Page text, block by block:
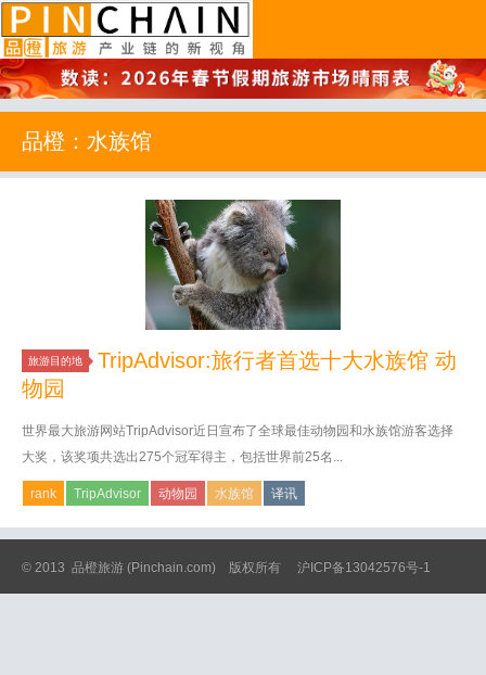
品橙旅游
品橙：水族馆
旅游目的地
TripAdvisor:旅行者首选十大水族馆 动
物园
世界最大旅游网站TripAdvisor近日宣布了全球最佳动物园和水族馆游客选择
大奖，该奖项共选出275个冠军得主，包括世界前25名...
rank TripAdvisor 动物园 水族馆 译讯
© 2013 品橙旅游 (Pinchain.com) 版权所有 沪ICP备13042576号-1